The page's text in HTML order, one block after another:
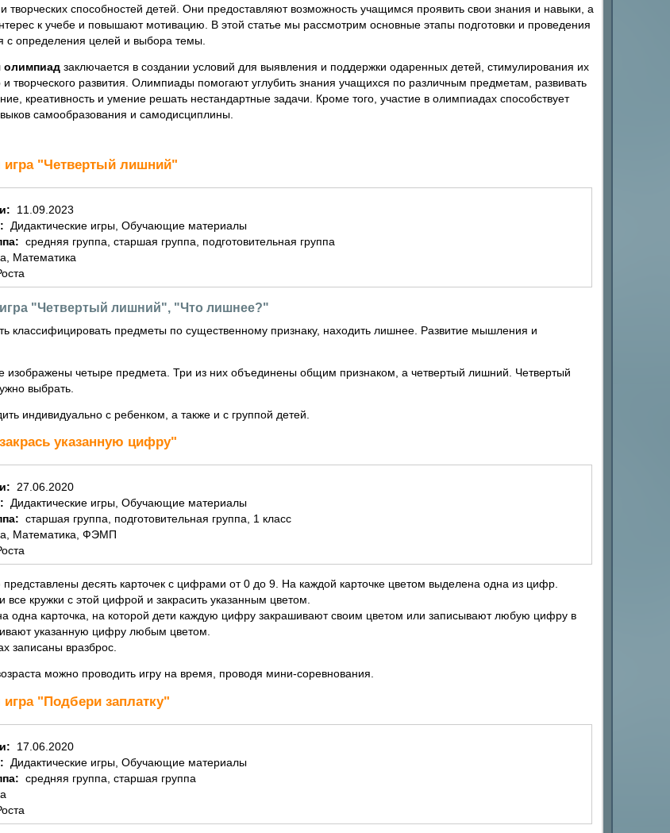
творческих способностей детей. Они предоставляют возможность учащимся проявить свои знания и навыки, а
к учебе и повышают мотивацию. В этой статье мы рассмотрим основные этапы подготовки и проведения
с определения целей и выбора темы.
олимпиад заключается в создании условий для выявления и поддержки одаренных детей, стимулирования их
и творческого развития. Олимпиады помогают углубить знания учащихся по различным предметам, развивать
креативность и умение решать нестандартные задачи. Кроме того, участие в олимпиадах способствует
самообразования и самодисциплины.
игра "Четвертый лишний"
11.09.2023
Дидактические игры, Обучающие материалы
средняя группа, старшая группа, подготовительная группа
Математика
игра "Четвертый лишний", "Что лишнее?"
классифицировать предметы по существенному признаку, находить лишнее. Развитие мышления и
изображены четыре предмета. Три из них объединены общим признаком, а четвертый лишний. Четвертый
выбрать.
индивидуально с ребенком, а также и с группой детей.
указанную цифру"
27.06.2020
Дидактические игры, Обучающие материалы
старшая группа, подготовительная группа, 1 класс
Математика, ФЭМП
десять карточек с цифрами от 0 до 9. На каждой карточке цветом выделена одна из цифр.
все кружки с этой цифрой и закрасить указанным цветом.
одна карточка, на которой дети каждую цифру закрашивают своим цветом или записывают любую цифру в
указанную цифру любым цветом.
записаны вразброс.
можно проводить игру на время, проводя мини-соревнования.
игра "Подбери заплатку"
17.06.2020
Дидактические игры, Обучающие материалы
средняя группа, старшая группа